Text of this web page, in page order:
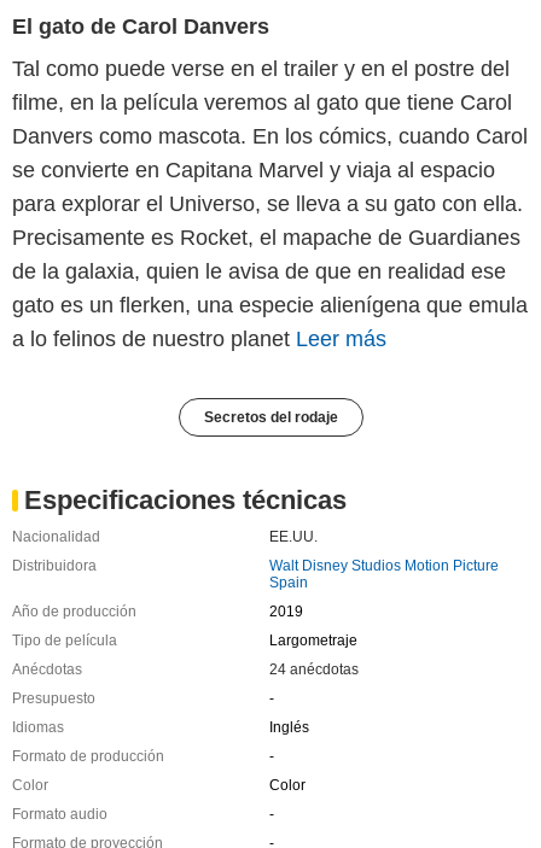
El gato de Carol Danvers
Tal como puede verse en el trailer y en el postre del
filme, en la película veremos al gato que tiene Carol
Danvers como mascota. En los cómics, cuando Carol
se convierte en Capitana Marvel y viaja al espacio
para explorar el Universo, se lleva a su gato con ella.
Precisamente es Rocket, el mapache de Guardianes
de la galaxia, quien le avisa de que en realidad ese
gato es un flerken, una especie alienígena que emula
a lo felinos de nuestro planet Leer más
Secretos del rodaje
Especificaciones técnicas
Nacionalidad
EE.UU.
Distribuidora
Walt Disney Studios Motion Picture
Spain
Año de producción
2019
Tipo de película
Largometraje
Anécdotas
24 anécdotas
Presupuesto
-
Idiomas
Inglés
Formato de producción
-
Color
Color
Formato audio
-
Formato de proyección
-